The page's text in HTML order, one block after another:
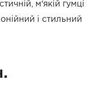
м'якій гумці
і стильний